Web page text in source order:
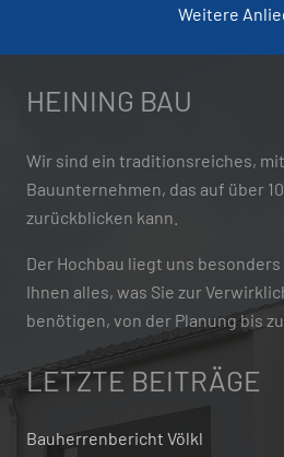
Weitere
HEINING BAU
Wir sind ein traditionsreiches,
Bauunternehmen, das auf über
zurückblicken kann.
Der Hochbau liegt uns
Ihnen alles, was Sie zur
benötigen, von der Planung bis
LETZTE BEITRÄGE
Bauherrenbericht Völkl